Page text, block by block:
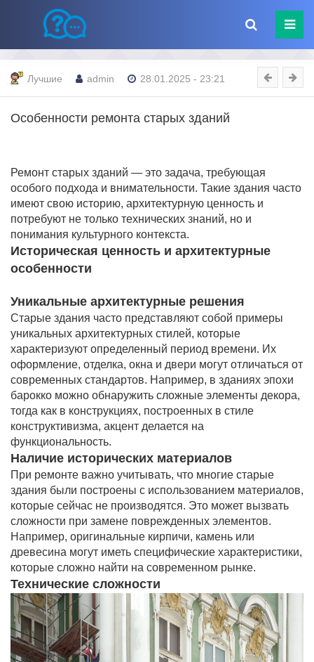
Лучшие admin 28.01.2025 - 23:21
Особенности ремонта старых зданий
Ремонт старых зданий — это задача, требующая
особого подхода и внимательности. Такие здания часто
имеют свою историю, архитектурную ценность и
потребуют не только технических знаний, но и
понимания культурного контекста.
Историческая ценность и архитектурные
особенности
Уникальные архитектурные решения
Старые здания часто представляют собой примеры
уникальных архитектурных стилей, которые
характеризуют определенный период времени. Их
оформление, отделка, окна и двери могут отличаться от
современных стандартов. Например, в зданиях эпохи
барокко можно обнаружить сложные элементы декора,
тогда как в конструкциях, построенных в стиле
конструктивизма, акцент делается на
функциональность.
Наличие исторических материалов
При ремонте важно учитывать, что многие старые
здания были построены с использованием материалов,
которые сейчас не производятся. Это может вызвать
сложности при замене поврежденных элементов.
Например, оригинальные кирпичи, камень или
древесина могут иметь специфические характеристики,
которые сложно найти на современном рынке.
Технические сложности